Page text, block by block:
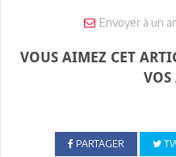
Envoyer à un
VOUS AIMEZ CET
PARTAGER